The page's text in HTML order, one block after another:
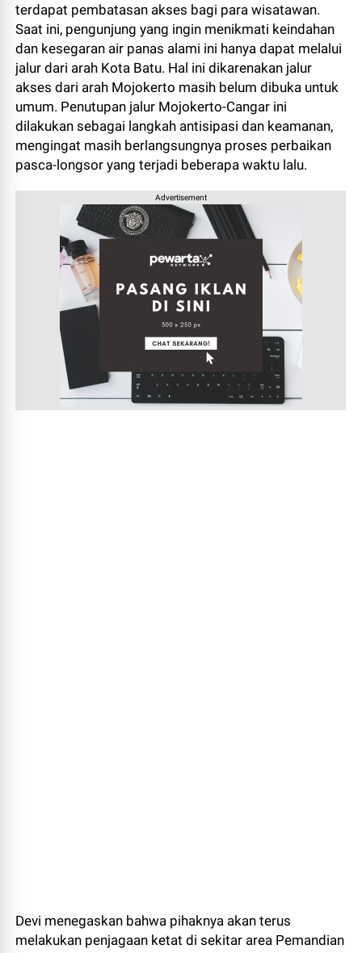
terdapat pembatasan akses bagi para wisatawan.
Saat ini, pengunjung yang ingin menikmati keindahan
dan kesegaran air panas alami ini hanya dapat melalui
jalur dari arah Kota Batu. Hal ini dikarenakan jalur
akses dari arah Mojokerto masih belum dibuka untuk
umum. Penutupan jalur Mojokerto-Cangar ini
dilakukan sebagai langkah antisipasi dan keamanan,
mengingat masih berlangsungnya proses perbaikan
pasca-longsor yang terjadi beberapa waktu lalu.
Advertisement
Devi menegaskan bahwa pihaknya akan terus
melakukan penjagaan ketat di sekitar area Pemandian